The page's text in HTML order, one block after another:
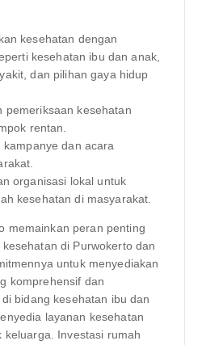
kesehatan dengan
kesehatan ibu dan anak,
dan pilihan gaya hidup
pemeriksaan kesehatan
rentan.
kampanye dan acara
organisasi lokal untuk
kesehatan di masyarakat.
memainkan peran penting
di Purwokerto dan
untuk menyediakan
komprehensif dan
bidang kesehatan ibu dan
layanan kesehatan
keluarga. Investasi rumah